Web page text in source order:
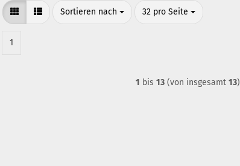
Sortieren nach
Sortieren nach 32 pro Seite
pro Seite
1
1 bis13 (von insgesamt13)